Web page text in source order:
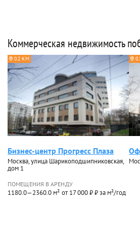
Коммерческая недвижимость
0.2 КМ
Бизнес-центр Прогресс Плаза
Москва, улица Шарикоподшипниковская,
дом 1
ПОМЕЩЕНИЯ В АРЕНДУ
1180.0—2360.0 м² от 17 000 ₽ ₽ за м²/год